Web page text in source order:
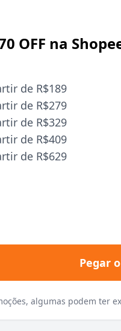
OFF na
de R$189
de R$279
de R$329
de R$409
de R$629
Pegar
algumas podem ter